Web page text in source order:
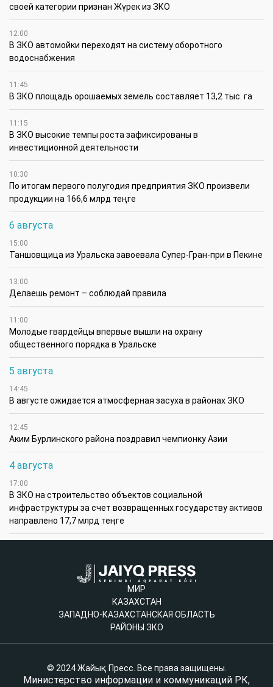
своей категории признан Жүрек из ЗКО
12:00
В ЗКО автомойки переходят на систему оборотного
водоснабжения
11:45
В ЗКО площадь орошаемых земель составляет 13,2 тыс. га
11:15
В ЗКО высокие темпы роста зафиксированы в
инвестиционной деятельности
10:30
По итогам первого полугодия предприятия ЗКО произвели
продукции на 166,6 млрд теңге
6 августа
15:00
Таншовщица из Уральска завоевала Супер-Гран-при в Пекине
13:00
Делаешь ремонт – соблюдай правила
11:00
Молодые гвардейцы впервые вышли на охрану
общественного порядка в Уральске
5 августа
14:45
В августе ожидается атмосферная засуха в районах ЗКО
12:45
Аким Бурлинского района поздравил чемпионку Азии
4 августа
17:00
В ЗКО на строительство объектов социальной
инфраструктуры за счет возвращенных государству активов
направлено 17,7 млрд теңге
МИР
КАЗАХСТАН
ЗАПАДНО-КАЗАХСТАНСКАЯ ОБЛАСТЬ
РАЙОНЫ ЗКО
© 2024 Жайық Пресс. Все права защищены.
Министерство информации и коммуникаций РК,